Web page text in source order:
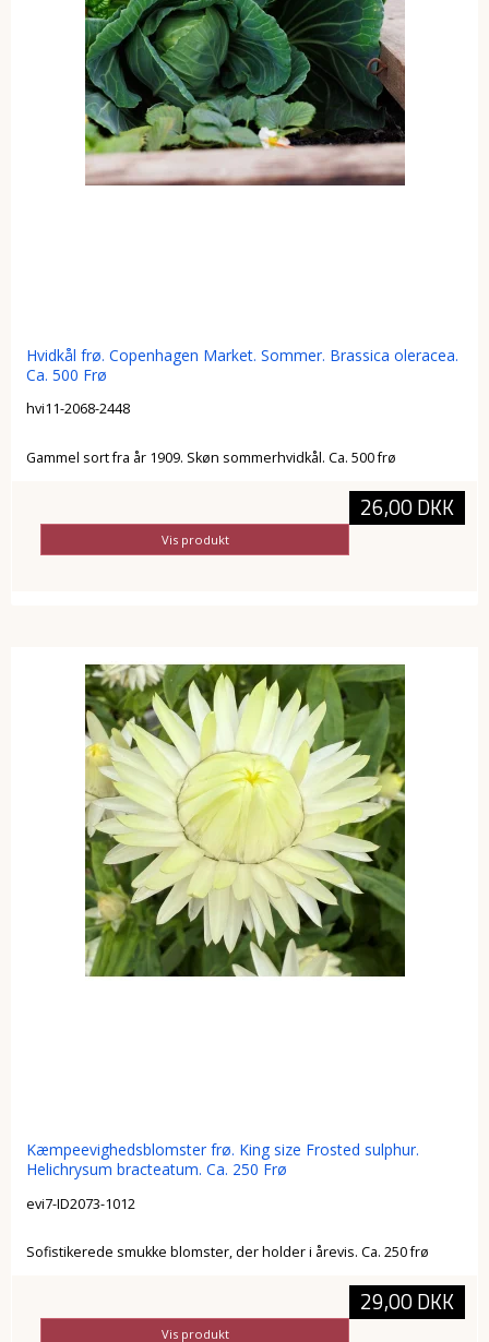
Hvidkål frø. Copenhagen Market. Sommer. Brassica oleracea.
Ca. 500 Frø
hvi11-2068-2448
Gammel sort fra år 1909. Skøn sommerhvidkål. Ca. 500 frø
26,00 DKK
Vis produkt
Kæmpeevighedsblomster frø. King size Frosted sulphur.
Helichrysum bracteatum. Ca. 250 Frø
evi7-ID2073-1012
Sofistikerede smukke blomster, der holder i årevis. Ca. 250 frø
29,00 DKK
Vis produkt